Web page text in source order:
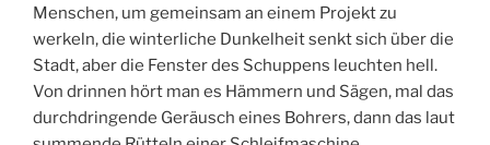
Menschen, um gemeinsam an einem Projekt zu
werkeln, die winterliche Dunkelheit senkt sich über die
Stadt, aber die Fenster des Schuppens leuchten hell.
Von drinnen hört man es Hämmern und Sägen, mal das
durchdringende Geräusch eines Bohrers, dann das laut